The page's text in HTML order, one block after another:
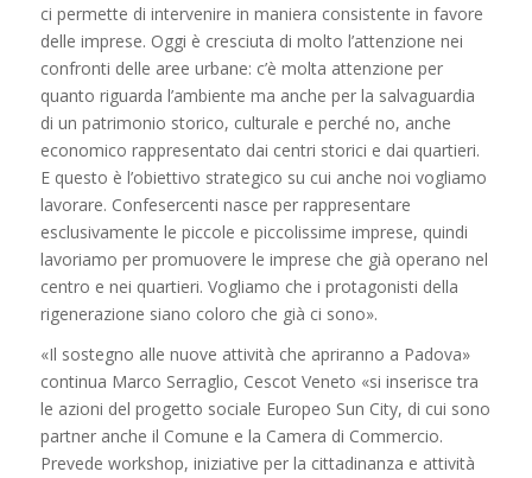
ci permette di intervenire in maniera consistente in favore
delle imprese. Oggi è cresciuta di molto l’attenzione nei
confronti delle aree urbane: c’è molta attenzione per
quanto riguarda l’ambiente ma anche per la salvaguardia
di un patrimonio storico, culturale e perché no, anche
economico rappresentato dai centri storici e dai quartieri.
E questo è l’obiettivo strategico su cui anche noi vogliamo
lavorare. Confesercenti nasce per rappresentare
esclusivamente le piccole e piccolissime imprese, quindi
lavoriamo per promuovere le imprese che già operano nel
centro e nei quartieri. Vogliamo che i protagonisti della
rigenerazione siano coloro che già ci sono».
«Il sostegno alle nuove attività che apriranno a Padova»
continua Marco Serraglio, Cescot Veneto «si inserisce tra
le azioni del progetto sociale Europeo Sun City, di cui sono
partner anche il Comune e la Camera di Commercio.
Prevede workshop, iniziative per la cittadinanza e attività